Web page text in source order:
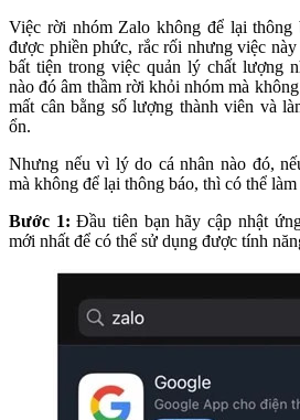
Việc rời nhóm Zalo không để lại thông
được phiền phức, rắc rối nhưng việc
bất tiện trong việc quản lý chất lượng
nào đó âm thầm rời khỏi nhóm mà
mất cân bằng số lượng thành viên và
ổn.
Nhưng nếu vì lý do cá nhân nào đó,
mà không để lại thông báo, thì có thể làm
Bước 1: Đầu tiên bạn hãy cập nhật
mới nhất để có thể sử dụng được tính